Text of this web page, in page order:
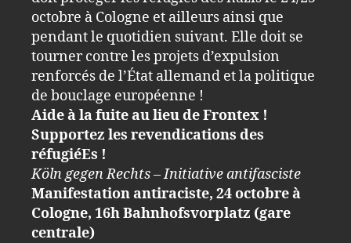
octobre à Cologne et ailleurs ainsi que
pendant le quotidien suivant. Elle doit se
tourner contre les projets d’expulsion
renforcés de l’État allemand et la politique
de bouclage européenne !
Aide à la fuite au lieu de Frontex !
Supportez les revendications des
réfugiéEs !
Köln gegen Rechts – Initiative antifasciste
Manifestation antiraciste, 24 octobre à
Cologne, 16h Bahnhofsvorplatz (gare
centrale)